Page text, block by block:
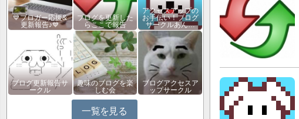
💙ブロガー応援&
更新報告♪💙
ブログを更新した
らここで報告
アクセスアップの
お手伝い！ブログ
サークルあん…
ブログ更新報告サ
ークル
趣味のブログを楽
しむ会
ブログアクセスア
ップサークル
一覧を見る